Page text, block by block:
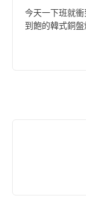
今天一下班就
到飽的韓式銅